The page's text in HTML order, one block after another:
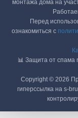
монтажа дома на
Перед
ознакомиться с
📊 Защита от спама
Copyright © 2026
гиперссылка на s-